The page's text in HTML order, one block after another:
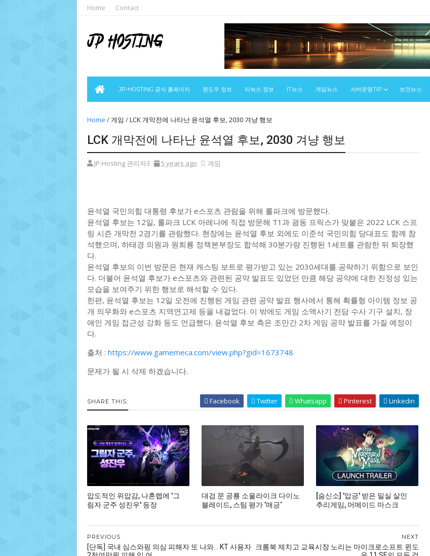
Home Contact
JP-HOSTING 공식 홈페이지 윈도우 정보 리눅스 정보 IT뉴스 게임뉴스 서버운영TIP 보안뉴스
Home /게임 /LCK 개막전에 나타난 윤석열 후보, 2030 겨냥 행보
LCK 개막전에 나타난 윤석열 후보, 2030 겨냥 행보
JP-Hosting 관리자3 5 years ago 게임
윤석열 국민의힘 대통령 후보가 e스포츠 관람을 위해 롤파크에 방문했다.
윤석열 후보는 12일, 롤파크 LCK 아레나에 직접 방문해 T1과 광동 프릭스가 맞붙은 2022 LCK 스프
링 시즌 개막전 2경기를 관람했다. 현장에는 윤석열 후보 외에도 이준석 국민의힘 당대표도 함께 참
석했으며, 하태경 의원과 원희룡 정책본부장도 합석해 30분가량 진행된 1세트를 관람한 뒤 퇴장했
다.
윤석열 후보의 이번 방문은 현재 캐스팅 보트로 평가받고 있는 2030세대를 공략하기 위함으로 보인
다. 더불어 윤석열 후보가 e스포츠와 관련된 공약 발표도 있었던 만큼 해당 공약에 대한 진정성 있는
모습을 보여주기 위한 행보로 해석할 수 있다.
한편, 윤석열 후보는 12일 오전에 진행된 게임 관련 공약 발표 행사에서 통해 확률형 아이템 정보 공
개 의무화와 e스포츠 지역연고제 등을 내걸었다. 이 밖에도 게임 소액사기 전담 수사 기구 설치, 장
애인 게임 접근성 강화 등도 언급했다. 윤석열 후보 측은 조만간 2차 게임 공약 발표를 가질 예정이
다.
출처 : https://www.gamemeca.com/view.php?gid=1673748
문제가 될 시 삭제 하겠습니다.
SHARE THIS: Facebook Twitter Whatsapp Pinterest Linkedin
압도적인 위압감, 나혼렙에 '그
림자 군주 성진우' 등장
대검 문 공룡 소울라이크 다이노
블레이드, 스팀 평가 ’매긍‘
[숨신소] '압긍' 받은 밀실 살인
추리게임, 머메이드 마스크
NEXT
크롬북 제치고 교육시장 노리는 마이크로소프트 윈도
PREVIOUS
[단독] 국내 심스와핑 의심 피해자 또 나와... KT 사용자